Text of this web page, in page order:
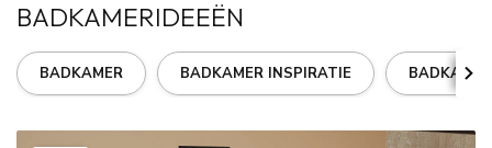
BADKAMERIDEEËN
BADKAMER BADKAMER INSPIRATIE